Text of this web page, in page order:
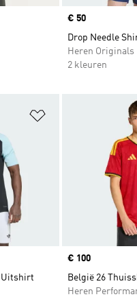
Price
€ 50
Drop Needle
Heren Originals
2 kleuren
Op verlanglijst
Uitshirt
Price
€ 100
België 26
Heren